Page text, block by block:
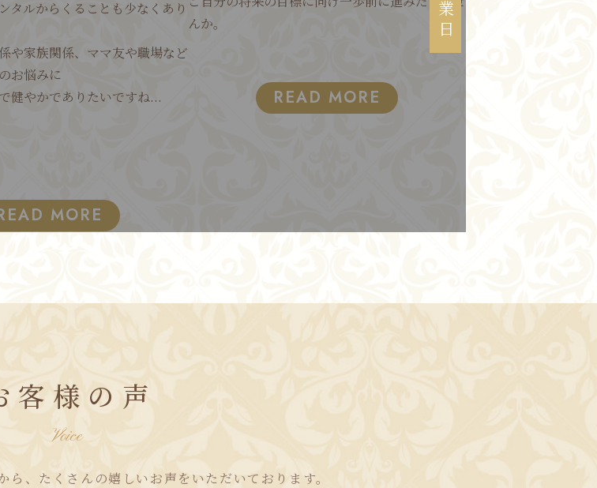
タルからくることも少なくあり
や家族関係、ママ友や職場など
お悩みに
健やかでありたいですね...
MORE
んか。
READ MORE
客様の声
Voice
、たくさんの嬉しいお声をいただいております。